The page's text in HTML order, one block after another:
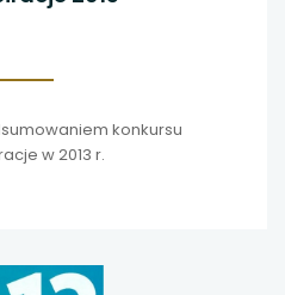
konkursu
w 2013 r.